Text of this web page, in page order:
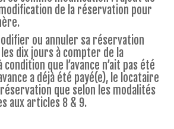
de la réservation pour
ou annuler sa réservation
dix jours à compter de la
que l’avance n’ait pas été
a déjà été payé(e), le locataire
que selon les modalités
aux articles 8 & 9.